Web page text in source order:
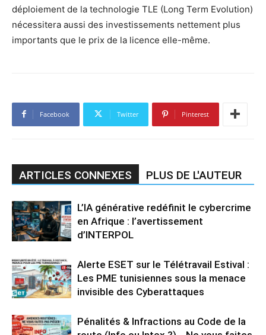
déploiement de la technologie TLE (Long Term Evolution)
nécessitera aussi des investissements nettement plus
importants que le prix de la licence elle-même.
Facebook Twitter Pinterest
ARTICLES CONNEXES PLUS DE L'AUTEUR
L’IA générative redéfinit le cybercrime
en Afrique : l’avertissement
d’INTERPOL
Alerte ESET sur le Télétravail Estival :
Les PME tunisiennes sous la menace
invisible des Cyberattaques
Pénalités & Infractions au Code de la